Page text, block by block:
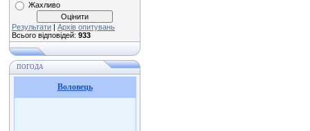
Жахливо
Результати | Архів опитувань
Всього відповідей: 933
ПОГОДА
Воловець